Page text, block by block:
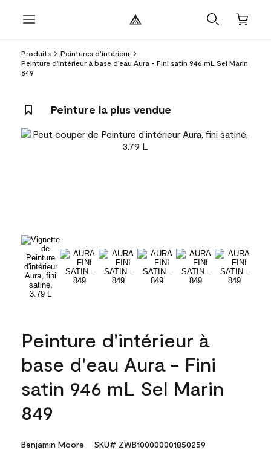
Produits
Peintures d’intérieur
Peinture d'intérieur à base d'eau Aura - Fini satin 946 mL Sel Marin
849
Peinture la plus vendue
Peinture d'intérieur à
base d'eau Aura - Fini
satin 946 mL Sel Marin
849
Benjamin Moore SKU# ZWB100000001850259